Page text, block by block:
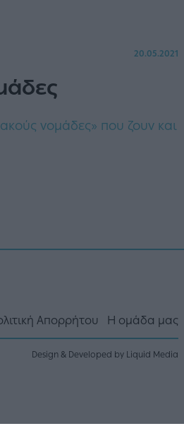
20.05.2021
νομάδες» που ζουν και
Απορρήτου Η ομάδα μας
Design & Developed by Liquid Media